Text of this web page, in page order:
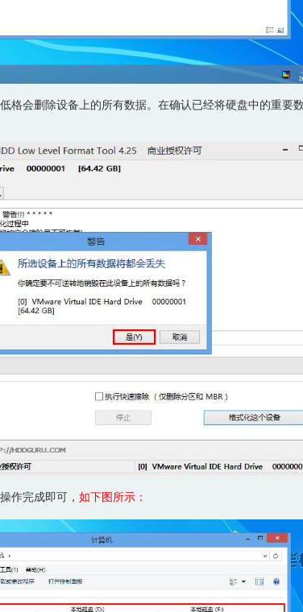
会删除设备上的所有数据。在确认已经将硬盘中的重要
作完成即可， 如下图所示：